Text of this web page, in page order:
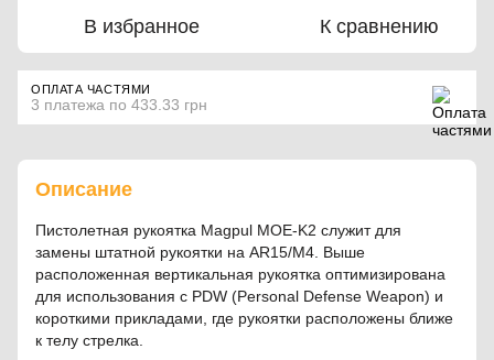
В избранное К сравнению
ОПЛАТА ЧАСТЯМИ
3 платежа по 433.33 грн
Описание
Пистолетная рукоятка Magpul MOE-K2 служит для
замены штатной рукоятки на AR15/M4. Выше
расположенная вертикальная рукоятка оптимизирована
для использования с PDW (Personal Defense Weapon) и
короткими прикладами, где рукоятки расположены ближе
к телу стрелка.